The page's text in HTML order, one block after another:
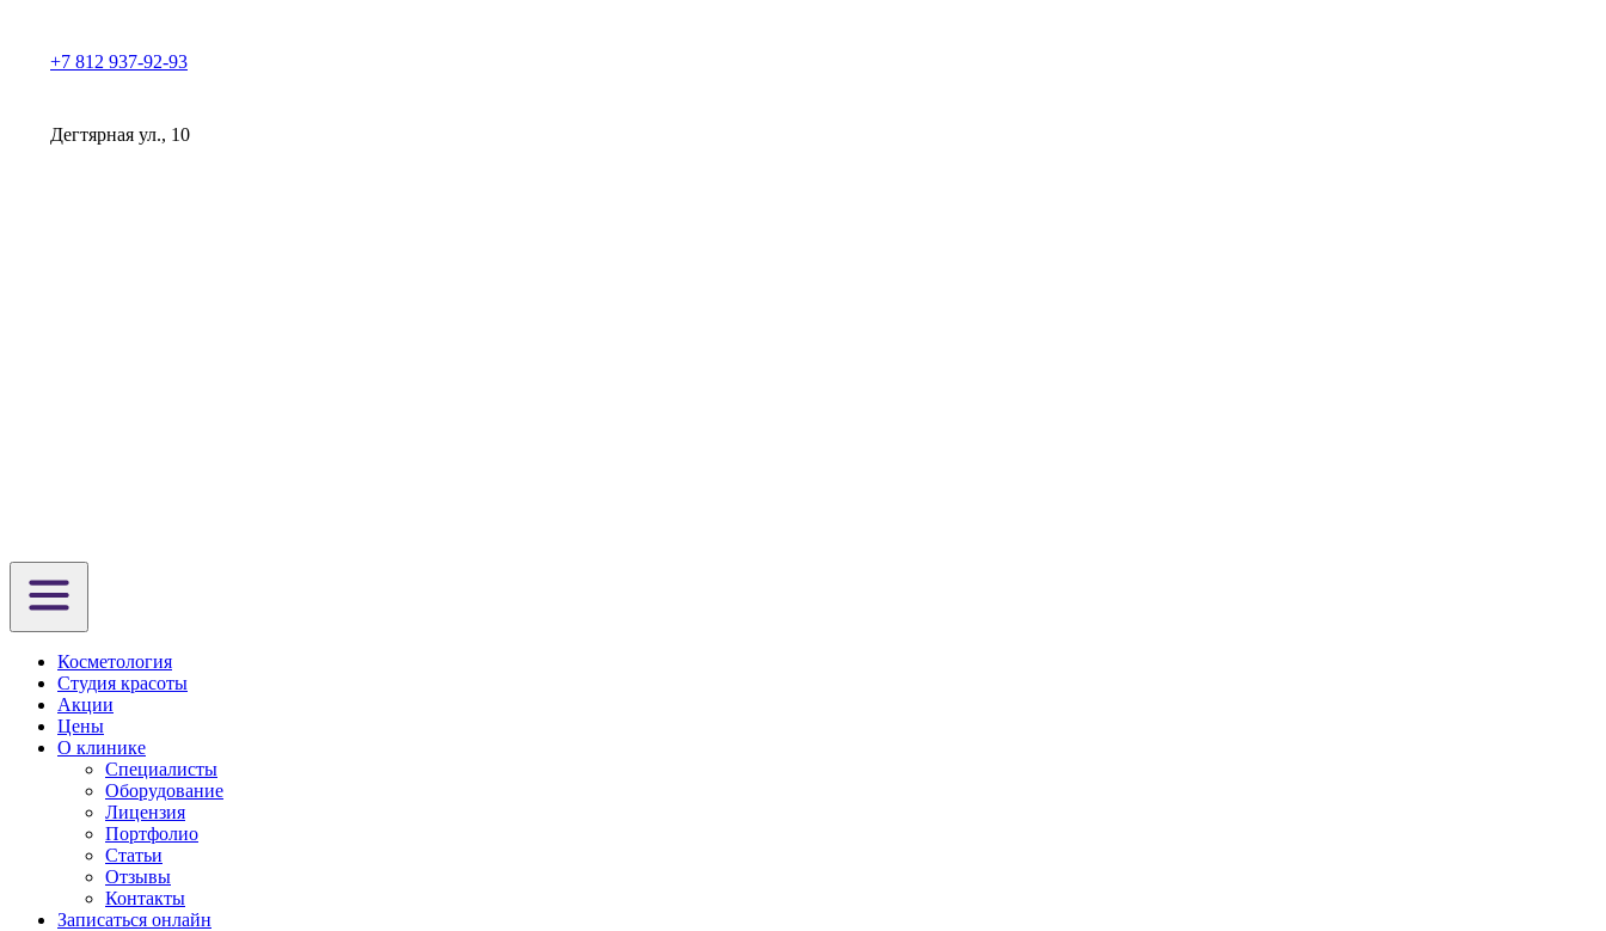
+7 812 937-92-93
Дегтярная ул., 10
Косметология
Студия красоты
Акции
Цены
О клинике
Специалисты
Оборудование
Лицензия
Портфолио
Статьи
Отзывы
Контакты
Записаться онлайн